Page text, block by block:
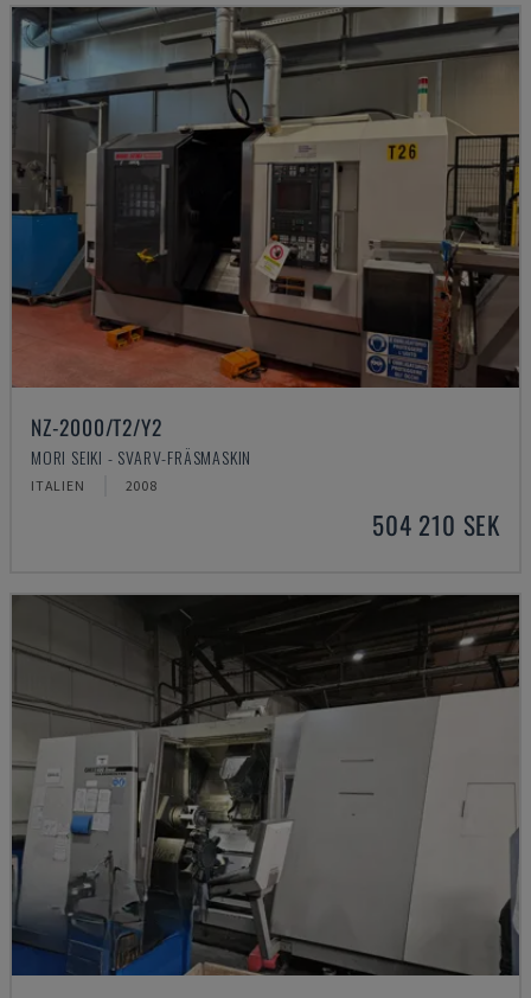
NZ-2000/T2/Y2
MORI SEIKI - SVARV-FRÄSMASKIN
ITALIEN 2008
504 210 SEK